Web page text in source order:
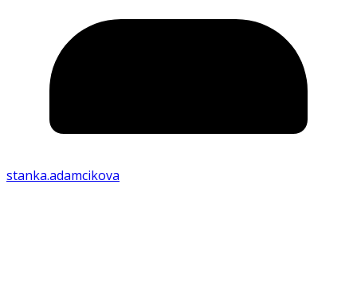
stanka.adamcikova